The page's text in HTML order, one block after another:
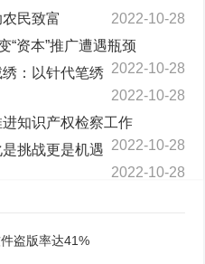
民致富
2022-10-28
“资本”推广遭遇瓶颈
2022-10-28
绣：以针代笔绣
2022-10-28
进知识产权检察工作
2022-10-28
是挑战更是机遇
2022-10-28
盗版率达41%